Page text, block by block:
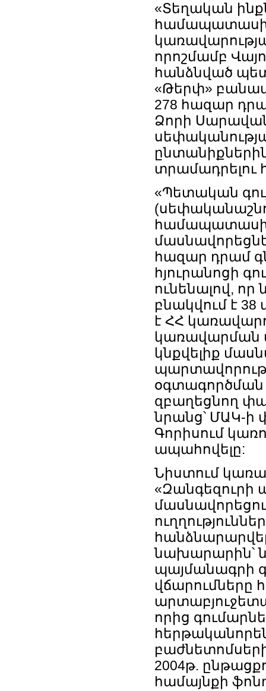
«Տեղական
որոշմամբ
հանձնված
«Թերփ»
278 հազար
Ձորի
տրամադրելու
«Պետական
հազար դրամ
հյուրանոցի
ունենալով, որ
բնակվում է
է ՀՀ
կառավարման
կնքվելիք
օգտագործման
զբաղեցնող
նրանց՝ ՄԱԿ-ի
Գորիսում
ապահովելը:
Նիստում
«Զանգեզուրի
նախարարին՝
պայմանագրի
վճարումները
որից
2004թ.
համայնքի